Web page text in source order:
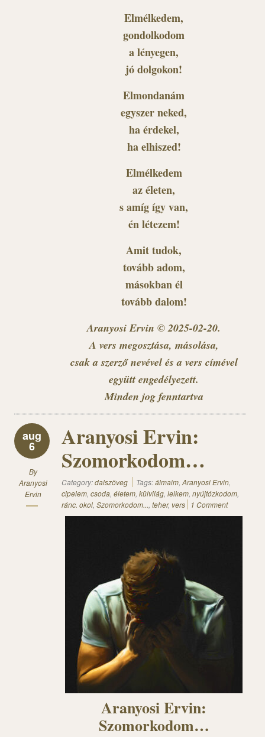
Elmélkedem,
gondolkodom
a lényegen,
jó dolgokon!
Elmondanám
egyszer neked,
ha érdekel,
ha elhiszed!
Elmélkedem
az életen,
s amíg így van,
én létezem!
Amit tudok,
tovább adom,
másokban él
tovább dalom!
Aranyosi Ervin © 2025-02-20.
A vers megosztása, másolása,
csak a szerző nevével és a vers címével
együtt engedélyezett.
Minden jog fenntartva
aug
6
By
Aranyosi
Ervin
Aranyosi Ervin:
Szomorkodom…
Category:dalszöveg Tags:álmaim, Aranyosi Ervin,
cipelem, csoda, életem, külvilág, lelkem, nyújtózkodom,
ránc. okol, Szomorkodom..., teher, vers 1 Comment
Aranyosi Ervin:
Szomorkodom…